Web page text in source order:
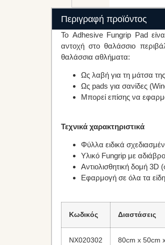
Περιγραφή προϊόντος
Το Adhesive Fungrip Pad
αντοχή στο θαλάσσιο
θαλάσσια αθλήματα:
Ως λαβή για τη μάτσα της
Ως pads για σανίδες
Μπορεί επίσης να
Τεχνικά χαρακτηριστικά
Φύλλα ειδικά
Υλικό Fungrip με
Αντιολισθητική δομή 3D
Εφαρμογή σε όλα τα
Κωδικός Διαστάσεις
NX020302 80cm x 50cm